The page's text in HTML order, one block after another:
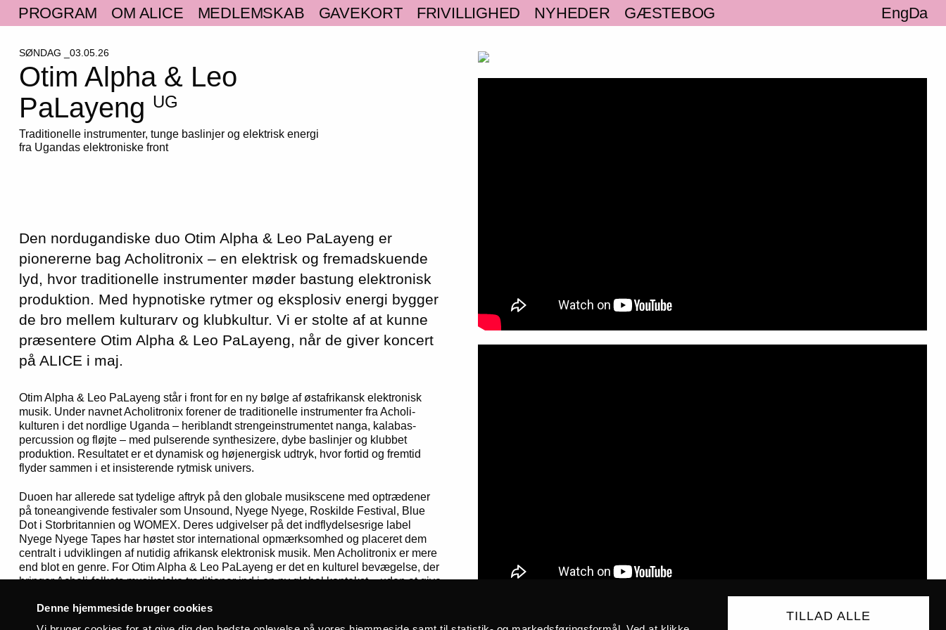
Denne hjemmeside bruger cookies
TILLAD ALLE
PROGRAM OM ALICE MEDLEMSKAB GAVEKORT FRIVILLIGHED NYHEDER Da
Eng
GÆSTEBOG
SØNDAG _03.05.26
Otim Alpha & Leo
PaLayeng UG
Traditionelle instrumenter, tunge baslinjer og elektrisk energi
fra Ugandas elektroniske front
Den nordugandiske duo Otim Alpha & Leo PaLayeng er
pionererne bag Acholitronix – en elektrisk og fremadskuende
lyd, hvor traditionelle instrumenter møder bastung elektronisk
produktion. Med hypnotiske rytmer og eksplosiv energi bygger
de bro mellem kulturarv og klubkultur. Vi er stolte af at kunne
præsentere Otim Alpha & Leo PaLayeng, når de giver koncert
på ALICE i maj.
Otim Alpha & Leo PaLayeng står i front for en ny bølge af østafrikansk elektronisk
musik. Under navnet Acholitronix forener de traditionelle instrumenter fra Acholi-
kulturen i det nordlige Uganda – heriblandt strengeinstrumentet nanga, kalabas-
percussion og fløjte – med pulserende synthesizere, dybe baslinjer og klubbet
produktion. Resultatet er et dynamisk og højenergisk udtryk, hvor fortid og fremtid
flyder sammen i et insisterende rytmisk univers.
Duoen har allerede sat tydelige aftryk på den globale musikscene med optrædener
på toneangivende festivaler som Unsound, Nyege Nyege, Roskilde Festival, Blue
Dot i Storbritannien og WOMEX. Deres udgivelser på det indflydelsesrige label
Nyege Nyege Tapes har høstet stor international opmærksomhed og placeret dem
centralt i udviklingen af nutidig afrikansk elektronisk musik. Men Acholitronix er mere
end blot en genre. For Otim Alpha & Leo PaLayeng er det en kulturel bevægelse, der
bringer Acholi-folkets musikalske traditioner ind i en ny global kontekst – uden at give
til at indtage scenen på ALICE i maj.